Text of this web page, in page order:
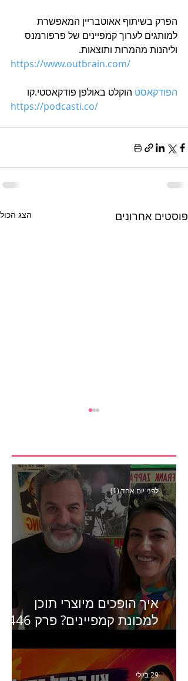
הפרק בשיתוף אאוטבריין המאפשרת
למותגים לערוך קמפיינים של פרפורמנס
וליהנות מהמרות ותוצאות.
https://www.outbrain.com/
הפודקאסט הוקלט באולפן פודקאסטי.קו
https://podcasti.co/
פוסטים אחרונים הצג הכול
הבנצ׳מרק הראשון
לפעילות משפיענים- פרק
445 עם לינוי יחזקאל אלבו
מנכ״לית Humanz ישראל
איך הופכים מיוצרי תוכן
למכונת קמפיינים? פרק 446
ומנהלת לשעבר של קהילת
היוצרים של טיקטוק
לפני יום אחד (1)
29 ביולי